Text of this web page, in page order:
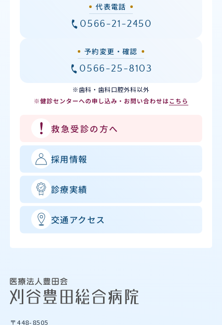
代表電話
0566-21-2450
予約変更・確認
0566-25-8103
※歯科・歯科口腔外科以外
※健診センターへの申し込み・お問い合わせはこちら
救急受診の方へ
採用情報
診療実績
交通アクセス
〒448-8505